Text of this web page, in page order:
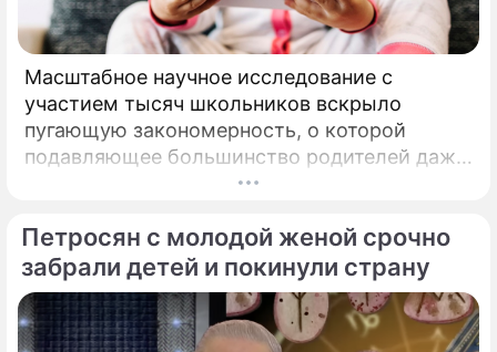
Масштабное научное исследование с
участием тысяч школьников вскрыло
пугающую закономерность, о которой
подавляющее большинство родителей даже
не догадывалось. Привычка дарить ребенку
социальным сетям в младшем
подростковом возрасте обворачивается
скрытым провалом в учебе.
Петросян с молодой женой срочно
забрали детей и покинули страну